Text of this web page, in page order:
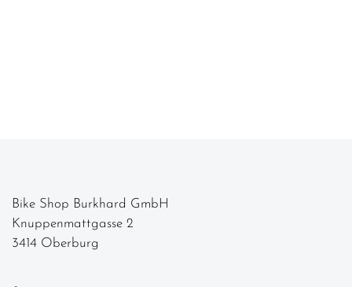
Bike Shop Burkhard GmbH
Knuppenmattgasse 2
3414 Oberburg